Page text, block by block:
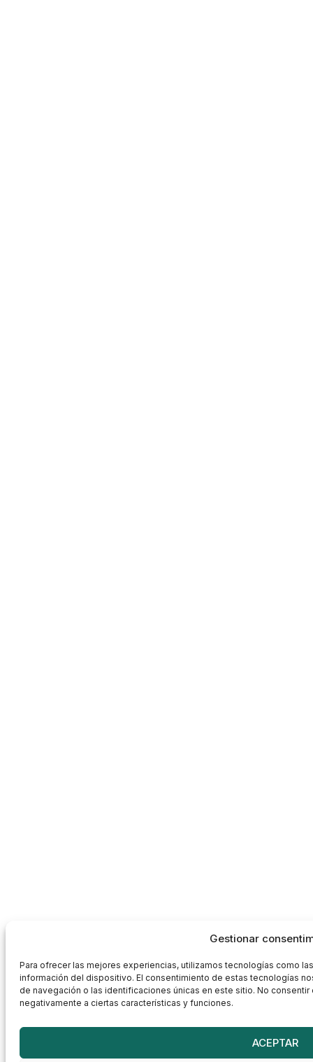
Gestionar
Para ofrecer las mejores experiencias, utilizamos tecnologías como
información del dispositivo. El consentimiento de estas tecnologías
de navegación o las identificaciones únicas en este sitio. No
negativamente a ciertas características y funciones.
ACEPTAR